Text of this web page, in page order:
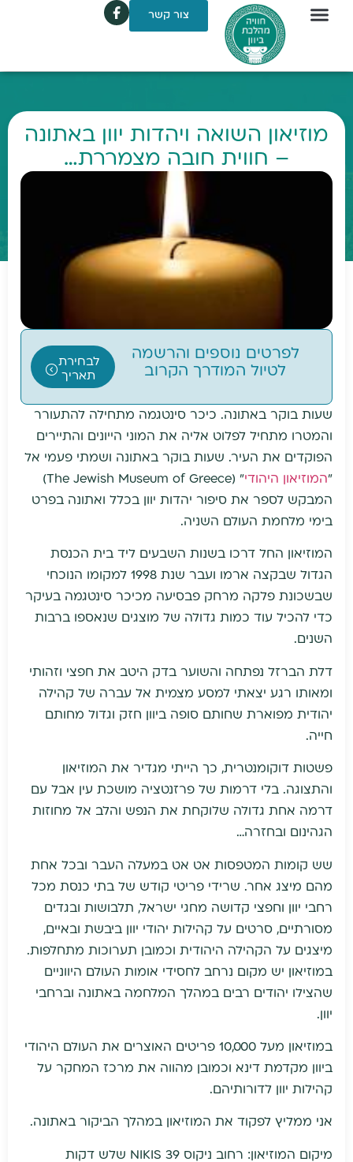
צור קשר
מוזיאון השואה ויהדות יוון באתונה
– חווית חובה מצמררת…
לפרטים נוספים והרשמה
לטיול המודרך הקרוב
לבחירת
תאריך
שעות בוקר באתונה. כיכר סינטגמה מתחילה להתעורר
והמטרו מתחיל לפלוט אליה את המוני הייונים והתיירים
הפוקדים את העיר. שעות בוקר באתונה ושמתי פעמי אל
"המוזיאון היהודי
" (The Jewish Museum of Greece)
המבקש לספר את סיפור יהדות יוון בכלל ואתונה בפרט
בימי מלחמת העולם השניה.
המוזיאון החל דרכו בשנות השבעים ליד בית הכנסת
הגדול שבקצה ארמו ועבר שנת 1998 למקומו הנוכחי
שבשכונת פלקה מרחק פבסיעה מכיכר סינטגמה בעיקר
כדי להכיל עוד כמות גדולה של מוצגים שנאספו ברבות
השנים.
דלת הברזל נפתחה והשוער בדק היטב את חפצי וזהותי
ומאותו רגע יצאתי למסע מצמית אל עברה של קהילה
יהודית מפוארת שחותם סופה ביוון חזק וגדול מחותם
חייה.
פשטות דוקומנטרית, כך הייתי מגדיר את המוזיאון
והתצוגה. בלי דרמות של פרזנטציה מושכת עין אבל עם
דרמה אחת גדולה שלוקחת את הנפש והלב אל מחוזות
הגהינום ובחזרה…
שש קומות המטפסות אט אט במעלה העבר ובכל אחת
מהם מיצג אחר. שרידי פריטי קודש של בתי כנסת מכל
רחבי יוון וחפצי קדושה מחגי ישראל, תלבושות ובגדים
מסורתיים, סרטים על קהילות יהודי יוון ביבשת ובאיים,
מיצגים על הקהילה היהודית וכמובן תערוכות מתחלפות.
במוזיאון יש מקום נרחב לחסידי אומות העולם היווניים
שהצילו יהודים רבים במהלך המלחמה באתונה וברחבי
יוון.
במוזיאון מעל 10,000 פריטים האוצרים את העולם היהודי
ביוון מקדמת דינא וכמובן מהווה את מרכז המחקר על
קהילות יוון לדורותיהם.
אני ממליץ לפקוד את המוזיאון במהלך הביקור באתונה.
מיקום המוזיאון: רחוב ניקוס NIKIS 39 שלש דקות